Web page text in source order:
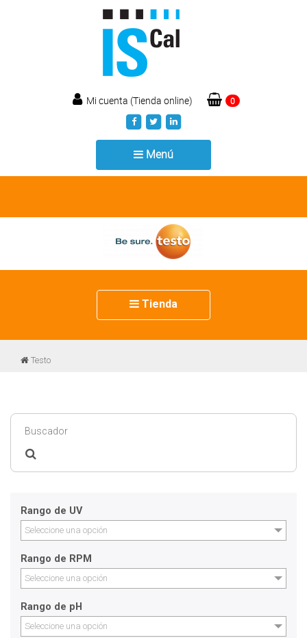
Mi cuenta (Tienda online) 0
Menú
navigation
Tienda
navigation
Testo
Rango de UV
Seleccione una opción
Rango de RPM
Seleccione una opción
Rango de pH
Seleccione una opción